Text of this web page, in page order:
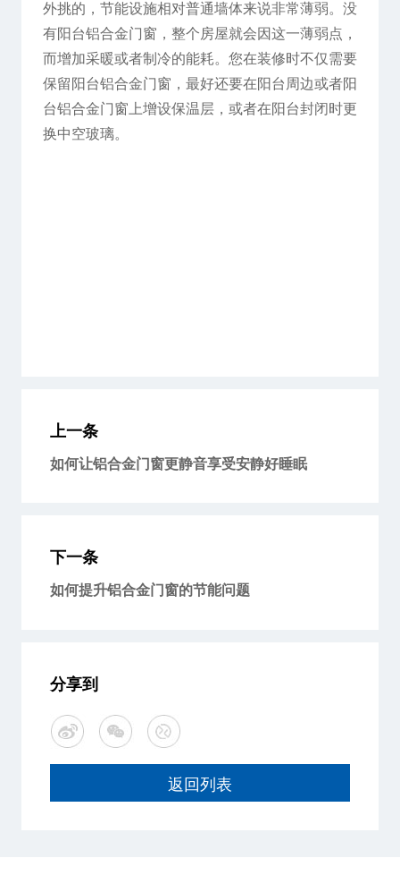
外挑的，节能设施相对普通墙体来说非常薄弱。没
有阳台铝合金门窗，整个房屋就会因这一薄弱点，
而增加采暖或者制冷的能耗。您在装修时不仅需要
保留阳台铝合金门窗，最好还要在阳台周边或者阳
台铝合金门窗上增设保温层，或者在阳台封闭时更
换中空玻璃。
上一条
如何让铝合金门窗更静音享受安静好睡眠
下一条
如何提升铝合金门窗的节能问题
分享到
返回列表